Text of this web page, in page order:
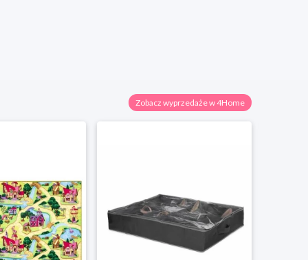
Zobacz wyprzedaże w 4Home